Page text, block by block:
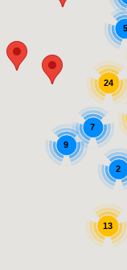
24
13
7
2
9
5